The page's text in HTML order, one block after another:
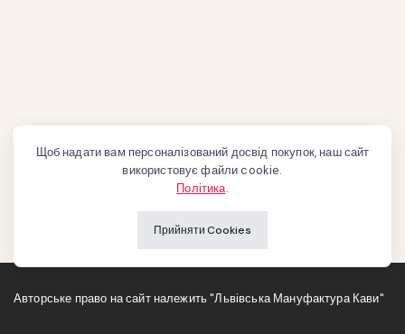
Авторське право на сайт належить "Львівська Мануфактура Кави"
Щоб надати вам персоналізований досвід покупок, наш сайт
використовує файли cookie.
Політика.
Прийняти Cookies